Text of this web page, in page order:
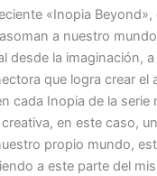
«Inopia
a nuestro
desde la imaginación,
que logra crear el
cada Inopia de la serie
en este caso,
propio mundo,
a este parte del